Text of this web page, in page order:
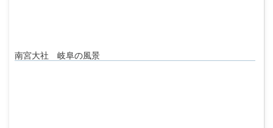
南宮大社 岐阜の風景